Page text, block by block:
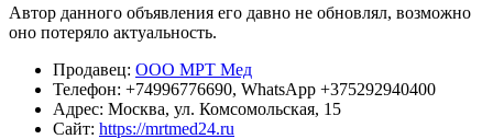
Автор данного объявления его давно не обновлял, возможно
оно потеряло актуальность.
Продавец: ООО МРТ Мед
Телефон: +74996776690, WhatsApp +375292940400
Адрес: Москва, ул. Комсомольская, 15
Сайт: https://mrtmed24.ru